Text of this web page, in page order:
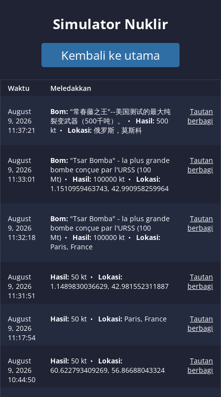
Simulator Nuklir
Kembali ke utama
Waktu Meledakkan
August
9, 2026
11:37:21
Bom: "常春藤之王"--美国测试的最大纯
裂变武器（500千吨）。
• Hasil: 500
kt • Lokasi: 俄罗斯，莫斯科
Tautan
berbagi
August
9, 2026
11:33:01
Bom: "Tsar Bomba" - la plus grande
bombe conçue par l'URSS (100
Mt) • Hasil: 100000 kt •
Lokasi:
1.1510959463743, 42.990958259964
Tautan
berbagi
August
9, 2026
11:32:18
Bom: "Tsar Bomba" - la plus grande
bombe conçue par l'URSS (100
Mt) • Hasil: 100000 kt •
Lokasi:
Paris, France
Tautan
berbagi
August
9, 2026
11:31:51
Hasil: 50 kt •
Lokasi:
1.1489830036629, 42.981552311887
Tautan
berbagi
August
9, 2026
11:17:54
Hasil: 50 kt • Lokasi: Paris, France
Tautan
berbagi
August
9, 2026
10:44:50
Hasil: 50 kt •
Lokasi:
60.622793409269, 56.86688043324
Tautan
berbagi